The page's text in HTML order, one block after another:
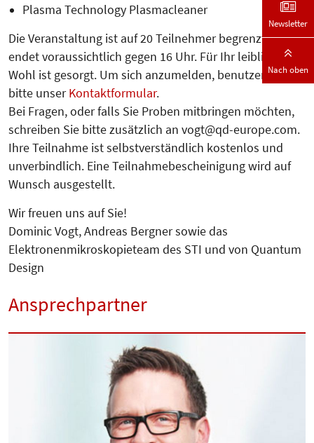
Plasma Technology Plasmacleaner
Die Veranstaltung ist auf 20 Teilnehmer begrenzt und
endet voraussichtlich gegen 16 Uhr. Für Ihr leibliches
Wohl ist gesorgt. Um sich anzumelden, benutzen Sie
bitte unserKontaktformular.
Bei Fragen, oder falls Sie Proben mitbringen möchten,
schreiben Sie bitte zusätzlich an vogt@qd-europe.com.
Ihre Teilnahme ist selbstverständlich kostenlos und
unverbindlich. Eine Teilnahmebescheinigung wird auf
Wunsch ausgestellt.
Wir freuen uns auf Sie!
Dominic Vogt, Andreas Bergner sowie das
Elektronenmikroskopieteam des STI und von Quantum
Design
Ansprechpartner
Newsletter
Nach oben